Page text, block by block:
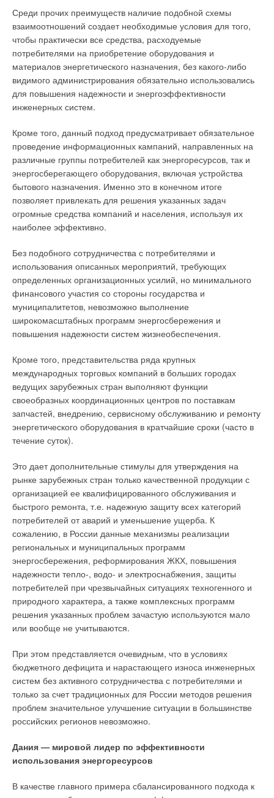
Среди прочих преимуществ наличие подобной схемы
взаимоотношений создает необходимые условия для того,
чтобы практически все средства, расходуемые
потребителями на приобретение оборудования и
материалов энергетического назначения, без какого-либо
видимого администрирования обязательно использовались
для повышения надежности и энергоэффективности
инженерных систем.
Кроме того, данный подход предусматривает обязательное
проведение информационных кампаний, направленных на
различные группы потребителей как энергоресурсов, так и
энергосберегающего оборудования, включая устройства
бытового назначения. Именно это в конечном итоге
позволяет привлекать для решения указанных задач
огромные средства компаний и населения, используя их
наиболее эффективно.
Без подобного сотрудничества с потребителями и
использования описанных мероприятий, требующих
определенных организационных усилий, но минимального
финансового участия со стороны государства и
муниципалитетов, невозможно выполнение
широкомасштабных программ энергосбережения и
повышения надежности систем жизнеобеспечения.
Кроме того, представительства ряда крупных
международных торговых компаний в больших городах
ведущих зарубежных стран выполняют функции
своеобразных координационных центров по поставкам
запчастей, внедрению, сервисному обслуживанию и ремонту
энергетического оборудования в кратчайшие сроки (часто в
течение суток).
Это дает дополнительные стимулы для утверждения на
рынке зарубежных стран только качественной продукции с
организацией ее квалифицированного обслуживания и
быстрого ремонта, т.е. надежную защиту всех категорий
потребителей от аварий и уменьшение ущерба. К
сожалению, в России данные механизмы реализации
региональных и муниципальных программ
энергосбережения, реформирования ЖКХ, повышения
надежности тепло-, водо- и электроснабжения, защиты
потребителей при чрезвычайных ситуациях техногенного и
природного характера, а также комплексных программ
решения указанных проблем зачастую используются мало
или вообще не учитываются.
При этом представляется очевидным, что в условиях
бюджетного дефицита и нарастающего износа инженерных
систем без активного сотрудничества с потребителями и
только за счет традиционных для России методов решения
проблем значительное улучшение ситуации в большинстве
российских регионов невозможно.
Дания — мировой лидер по эффективности
использования энергоресурсов
В качестве главного примера сбалансированного подхода к
не по вине потребителя).
Под существенными недостатками Закон подразумевает
неустранимые недостатки или недостатки, которые не могут
быть устранены без несоразмерных затрат времени, или
выявляются неоднократно, или проявляются вновь после их
устранения, или другие подобные недостатки. Срок годности
— период, по истечении которого товар (работа) считается
непригодным для использования по назначению. Перечень
таких товаров (работ) утверждается Правительством
Российской Федерации (п. 4 ст. 5 Закона). Срок годности
можно считать разновидностью срока службы, но только для
определенного вида товаров. К таким товарам относятся
продукты питания, парфюмерно-косметические товары,
Вопрос: «Я купил погружной насос для колодца. На него
установлен гарантийный срок 2 года. Через 8 месяцев
он сломался. К кому я должен обращаться для его
ремонта и какие при этом документы будут нужны?»
В данном случае есть два варианта: либо продавец будет
осуществлять гарантийный ремонт (в случае, если у него
есть собственные мастерские), либо эта обязанность
возлагается на изготовителя. При заключении договора
купли-продажи вам вместе с товаром должны были выдать
гарантийный талон (с указанием местонахождения
гарантийных мастерских), кассовый чек, товарный чек. Этих
документов будет достаточно для осуществления
гарантийного ремонта
Вопрос: «Что такое производственный брак и что я могу
потребовать от продавца (изготовителя) в случае, если
я приобрел бракованный товар?»
В законодательстве чаще используется термин «недостаток
товара». Недостаток товара — несоответствие товара или
обязательным требованиям, предусмотренным законом
либо в установленном им порядке, или условиям договора,
или целям, для которых товар такого рода обычно
используется, или целям, о которых продавец (исполнитель)
был поставлен в известность потребителем при заключении
договора. Потребитель, которому продан товар
ненадлежащего качества, если оно не было оговорено
продавцом, вправе по своему выбору потребовать:
безвозмездного устранения недостатков товара или
или третьим лицом;
соразмерного уменьшения покупной цены;
замены на товар аналогичной марки (модели, артикула);
замены на такой же товар другой марки (модели,
артикула) с соответствующим перерасчетом покупной
цены;
Потребитель вместо предъявления этих требований вправе
отказаться от исполнения договора купли-продажи и
По требованию продавца и за его счет потребитель должен